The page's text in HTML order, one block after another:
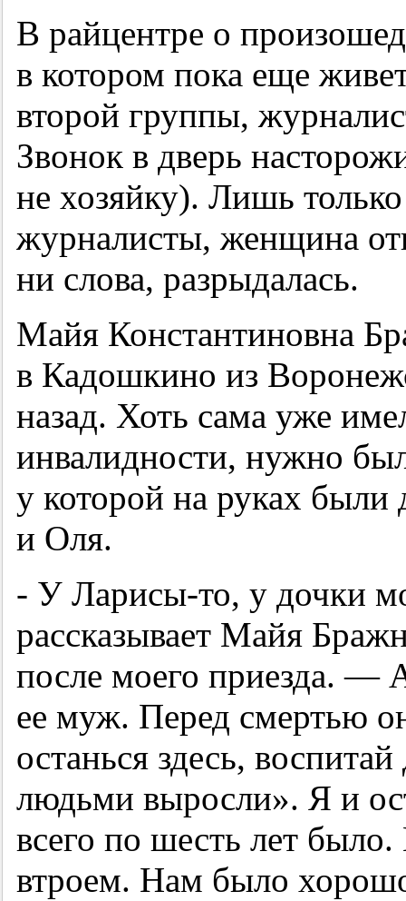
В райцентре о
в котором пока еще
второй группы,
Звонок в дверь
не хозяйку). Лишь
журналисты, женщина
ни слова, разрыдалась.
Майя Константиновна
в Кадошкино из
назад. Хоть сама уже
инвалидности, нужно
у которой на руках
и Оля.
- У Ларисы-то, у дочки
рассказывает Майя
после моего приезда. —
ее муж. Перед смертью
останься здесь,
людьми выросли». Я и
всего по шесть лет
втроем. Нам было